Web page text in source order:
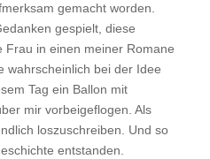
gemacht worden.
gespielt, diese
in einen meiner Romane
wahrscheinlich bei der Idee
Tag ein Ballon mit
mir vorbeigeflogen. Als
loszuschreiben. Und so
entstanden.